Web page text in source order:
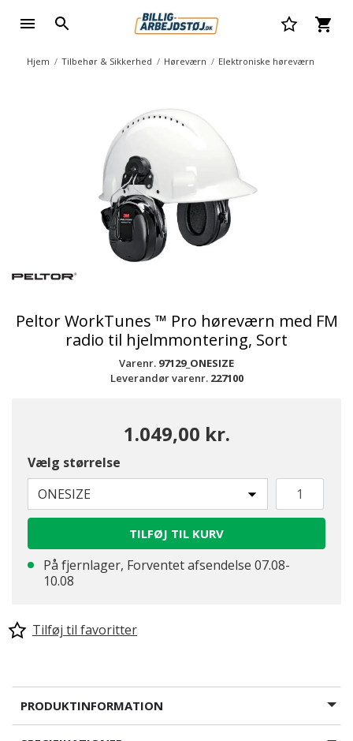
Hjem Tilbehør & Sikkerhed Høreværn Elektroniske høreværn
Peltor WorkTunes ™ Pro høreværn med FM
radio til hjelmmontering, Sort
Varenr. 97129_ONESIZE
Leverandør varenr. 227100
1.049,00 kr.
Vælg størrelse
ONESIZE
TILFØJ TIL KURV
På fjernlager, Forventet afsendelse 07.08-
10.08
Tilføj til favoritter
PRODUKTINFORMATION